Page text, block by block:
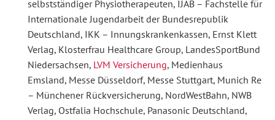
selbstständiger Physiotherapeuten, IJAB – Fachstelle für
Internationale Jugendarbeit der Bundesrepublik
Deutschland, IKK – Innungskrankenkassen, Ernst Klett
Verlag, Klosterfrau Healthcare Group, LandesSportBund
Niedersachsen, LVM Versicherung, Medienhaus
Emsland, Messe Düsseldorf, Messe Stuttgart, Munich Re
– Münchener Rückversicherung, NordWestBahn, NWB
Verlag, Ostfalia Hochschule, Panasonic Deutschland,